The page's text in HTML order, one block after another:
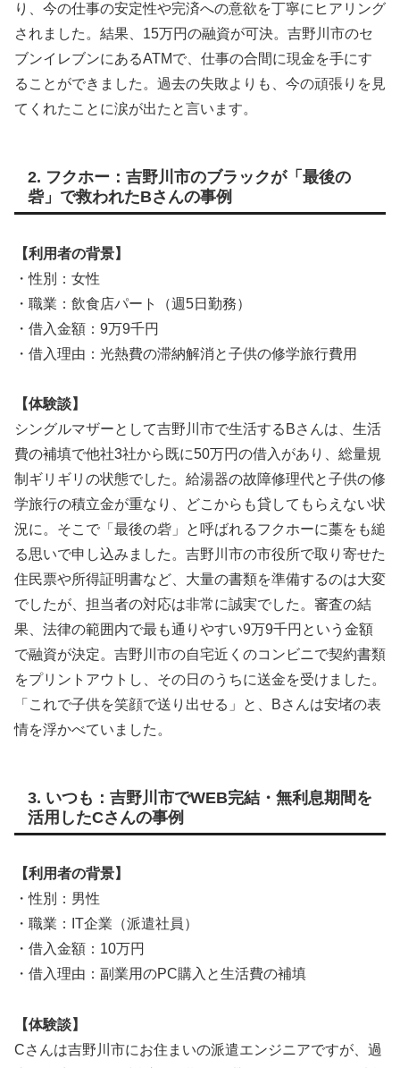
り、今の仕事の安定性や完済への意欲を丁寧にヒアリング
されました。結果、15万円の融資が可決。吉野川市のセ
ブンイレブンにあるATMで、仕事の合間に現金を手にす
ることができました。過去の失敗よりも、今の頑張りを見
てくれたことに涙が出たと言います。
2. フクホー：吉野川市のブラックが「最後の
砦」で救われたBさんの事例
【利用者の背景】
・性別：女性
・職業：飲食店パート（週5日勤務）
・借入金額：9万9千円
・借入理由：光熱費の滞納解消と子供の修学旅行費用
【体験談】
シングルマザーとして吉野川市で生活するBさんは、生活
費の補填で他社3社から既に50万円の借入があり、総量規
制ギリギリの状態でした。給湯器の故障修理代と子供の修
学旅行の積立金が重なり、どこからも貸してもらえない状
況に。そこで「最後の砦」と呼ばれるフクホーに藁をも縋
る思いで申し込みました。吉野川市の市役所で取り寄せた
住民票や所得証明書など、大量の書類を準備するのは大変
でしたが、担当者の対応は非常に誠実でした。審査の結
果、法律の範囲内で最も通りやすい9万9千円という金額
で融資が決定。吉野川市の自宅近くのコンビニで契約書類
をプリントアウトし、その日のうちに送金を受けました。
「これで子供を笑顔で送り出せる」と、Bさんは安堵の表
情を浮かべていました。
3. いつも：吉野川市でWEB完結・無利息期間を
活用したCさんの事例
【利用者の背景】
・性別：男性
・職業：IT企業（派遣社員）
・借入金額：10万円
・借入理由：副業用のPC購入と生活費の補填
【体験談】
Cさんは吉野川市にお住まいの派遣エンジニアですが、過